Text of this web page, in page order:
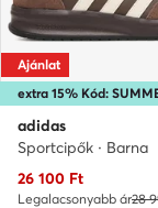
extra 15% Kód:
Ajánlat
adidas
Sportcipők · Barna
Aktuális ár
26 100 Ft
Legalacsonyabb ár28